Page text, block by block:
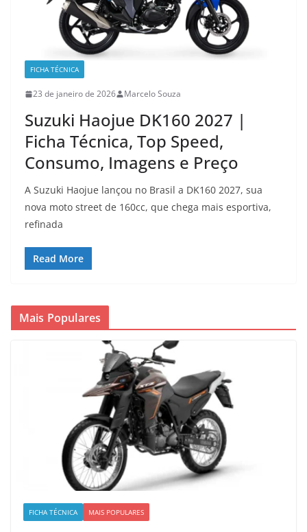
FICHA TÉCNICA
23 de janeiro de 2026 Marcelo Souza
Suzuki Haojue DK160 2027 |
Ficha Técnica, Top Speed,
Consumo, Imagens e Preço
A Suzuki Haojue lançou no Brasil a DK160 2027, sua
nova moto street de 160cc, que chega mais esportiva,
refinada
Read More
Mais Populares
FICHA TÉCNICA MAIS POPULARES